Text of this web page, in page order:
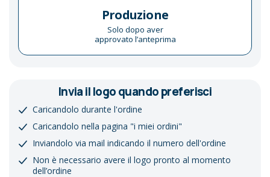
Produzione
Solo dopo aver
approvato l’anteprima
Invia il logo quando preferisci
Caricandolo durante l'ordine
Caricandolo nella pagina "i miei ordini"
Inviandolo via mail indicando il numero dell'ordine
Non è necessario avere il logo pronto al momento
dell’ordine